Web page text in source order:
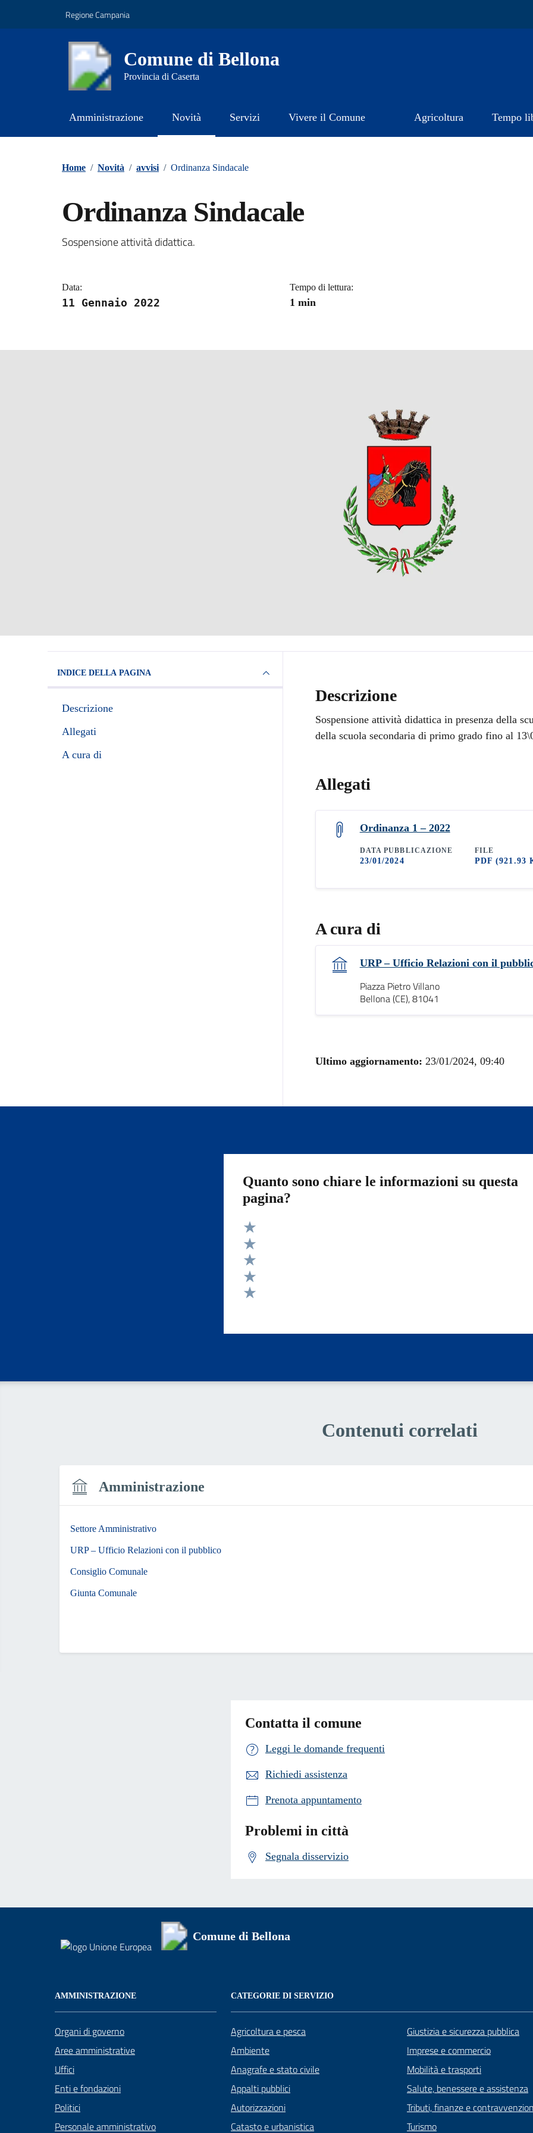
Regione Campania
Comune di Bellona
Provincia di Caserta
Amministrazione Novità Servizi Vivere il Comune Agricoltura Tempo
Home / Novità / avvisi / Ordinanza Sindacale
Ordinanza Sindacale
Dettagli della notizia
Sospensione attività didattica.
Data:
11 Gennaio 2022
Tempo di lettura:
1 min
INDICE DELLA PAGINA
Descrizione
Allegati
A cura di
Descrizione
Sospensione attività didattica in presenza della
della scuola secondaria di primo grado fino al
Allegati
Ordinanza 1 – 2022
DATA PUBBLICAZIONE
23/01/2024
FILE
PDF(921.93
A cura di
URP – Ufficio Relazioni con il
Piazza Pietro Villano
Bellona (CE), 81041
Ultimo aggiornamento: 23/01/2024, 09:40
Quanto sono chiare le informazioni su questa
pagina?
Valuta 5 stelle su 5
Valuta 4 stelle su 5
Valuta 3 stelle su 5
Valuta 2 stelle su 5
Contenuti correlati
Amministrazione
Settore Amministrativo
URP – Ufficio Relazioni con il pubblico
Consiglio Comunale
Giunta Comunale
Contatta il comune
Leggi le domande frequenti
Richiedi assistenza
Prenota appuntamento
Problemi in città
Segnala disservizio
Comune di Bellona
AMMINISTRAZIONE
Organi di governo
Aree amministrative
Uffici
Enti e fondazioni
Politici
Personale amministrativo
CATEGORIE DI SERVIZIO
Agricoltura e pesca
Ambiente
Anagrafe e stato civile
Appalti pubblici
Autorizzazioni
Catasto e urbanistica
Giustizia e sicurezza pubblica
Imprese e commercio
Mobilità e trasporti
Salute, benessere e assistenza
Tributi, finanze e
Turismo